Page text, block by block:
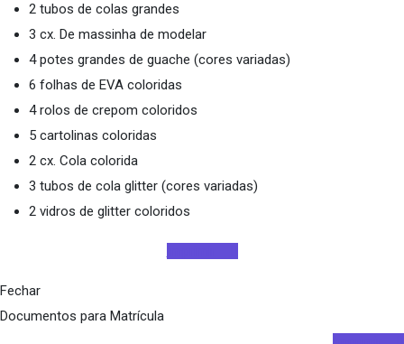
2 tubos de colas grandes
3 cx. De massinha de modelar
4 potes grandes de guache (cores variadas)
6 folhas de EVA coloridas
4 rolos de crepom coloridos
5 cartolinas coloridas
2 cx. Cola colorida
3 tubos de cola glitter (cores variadas)
2 vidros de glitter coloridos
Fechar
Documentos para Matrícula